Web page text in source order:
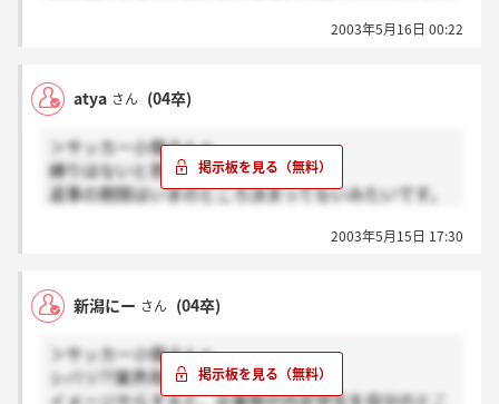
2003年5月16日 00:22
atya さん (04卒)
＞サッカー小僧さんへ
縛りはないと思いますよ！
返事の期限はいまのところ決まってないみたいです。
私はもう少しソフトウエア業界を回って2003年5月15日 17:30
新潟にー さん (04卒)
＞サッカー小僧さんへ
シバリ??業界用語でしょうか？